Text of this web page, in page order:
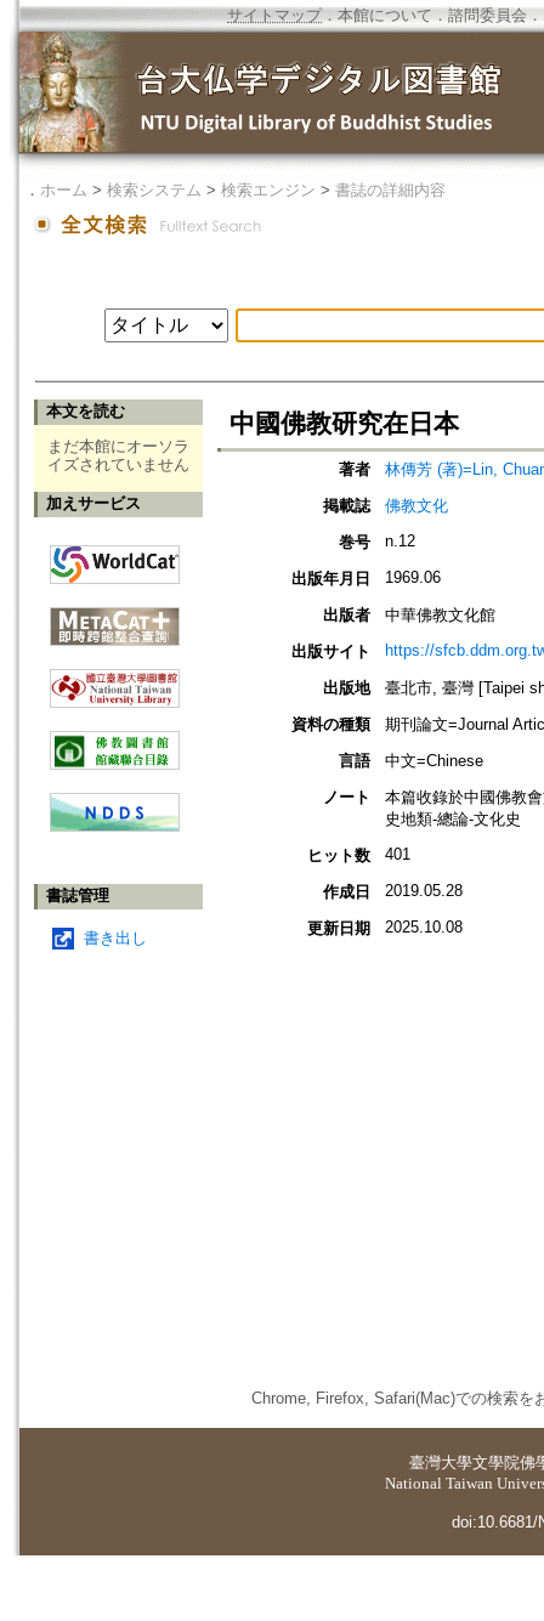
サイトマップ．本館について ． 諮問委員会 ．
． ホーム > 検索システム > 検索エンジン > 書誌の詳細内容
本文を読む
まだ本館にオーソラ
イズされていません
加えサービス
書誌管理
書き出し
中國佛教研究在日本
著者
林傳芳 (著)=Lin,
掲載誌
佛教文化
巻号
n.12
出版年月日 1969.06
出版者
中華佛教文化館
出版サイト
https://
出版地
臺北市, 臺灣 [Taipei
資料の種類
期刊論文=Journal
言語
中文=Chinese
ノート
本篇收錄於中國佛教
史地類-總論-文化史
ヒット数
401
作成日 2019.05.28
更新日期 2025.10.08
Chrome, Firefox, Safari(Mac)での検索を
臺灣大學文學院佛
National Taiwan
doi:10.6681/